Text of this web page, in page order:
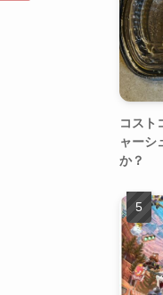
コスト
ャーシ
か？